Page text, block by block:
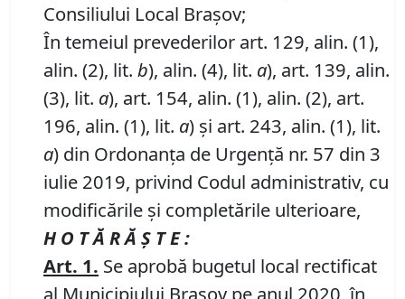
Consiliului Local Brașov;
În temeiul prevederilor art. 129, alin. (1),
alin. (2), lit. b), alin. (4), lit. a), art. 139, alin.
(3), lit. a), art. 154, alin. (1), alin. (2), art.
196, alin. (1), lit. a) și art. 243, alin. (1), lit.
a) din Ordonanța de Urgență nr. 57 din 3
iulie 2019, privind Codul administrativ, cu
modificările și completările ulterioare,
H O T Ă R Ă Ş T E :
Art. 1. Se aprobă bugetul local rectificat
al Municipiului Brașov pe anul 2020, în